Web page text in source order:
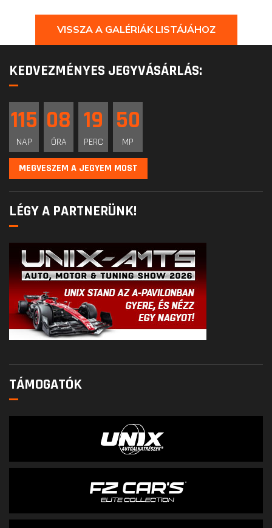
VISSZA A GALÉRIÁK LISTÁJÁHOZ
KEDVEZMÉNYES JEGYVÁSÁRLÁS:
115
NAP
08
ÓRA
19
PERC
49
MP
MEGVESZEM A JEGYEM MOST
LÉGY A PARTNERÜNK!
TÁMOGATÓK